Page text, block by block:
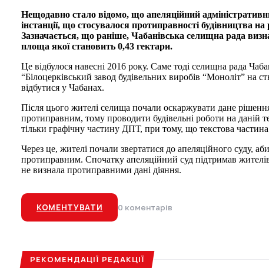
Нещодавно стало відомо, що апеляційний
інстанції, що стосувалося протиправності будівництва
Зазначається, що раніше, Чабанівська селищна рада
площа якої становить 0,43 гектари.
Це відбулося навесні 2016 року. Саме тоді селищна рада
“Білоцерківський завод будівельних виробів “Моноліт” на
відбутися у Чабанах.
Після цього жителі селища почали оскаржувати дане
протиправним, тому проводити будівельні роботи на
тільки графічну частину ДПТ, при тому, що текстова
Через це, жителі почали звертатися до апеляційного суду,
протиправним. Спочатку апеляційний суд підтримав
не визнала протиправними дані діяння.
КОМЕНТУВАТИ 0 коментарів
РЕКОМЕНДАЦІЇ РЕДАКЦІЇ